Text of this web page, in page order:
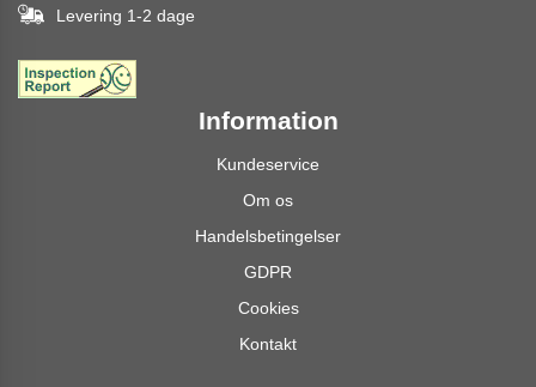
Levering 1-2 dage
Information
Kundeservice
Om os
Handelsbetingelser
GDPR
Cookies
Kontakt